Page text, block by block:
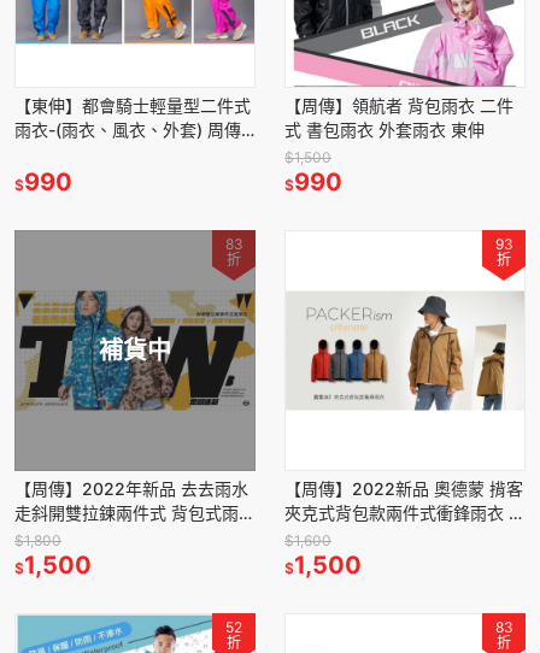
【東伸】都會騎士輕量型二件式
雨衣-(雨衣、風衣、外套) 周傳
$990
【周傳】領航者 背包雨衣 二件
式 書包雨衣 外套雨衣 東伸
$1,500
$990
補貨中
83
折
【周傳】2022年新品 去去雨水
走斜開雙拉鍊兩件式 背包式雨衣
二件式雨衣 迷彩雨衣 機車雨衣
外送員雨衣
$1,800
$1,500
93
折
【周傳】2022新品 奧德蒙 揹客
夾克式背包款兩件式衝鋒雨衣 兩
件式雨衣 衝鋒衣 風雨衣 機車雨
衣 外送員雨衣
$1,600
$1,500
52
折
83
折